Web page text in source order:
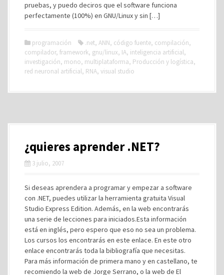
pruebas, y puedo deciros que el software funciona
perfectamente (100%) en GNU/Linux y sin […]
programación .net, ANN, código fuente, compilación,
compilador, framework, gnu/linux, IA, inteligencia artificial,
investigación, mono, multiplataforma, Producción y logística,
red neuronal artificial, RNA, visual studio
¿quieres aprender .NET?
3 julio, 2007
Si deseas aprendera a programar y empezar a software
con .NET, puedes utilizar la herramienta gratuita Visual
Studio Express Edition. Además, en la web encontrarás
una serie de lecciones para iniciados.Esta información
está en inglés, pero espero que eso no sea un problema.
Los cursos los encontrarás en este enlace. En este otro
enlace encontrarás toda la bibliografía que necesitas.
Para más información de primera mano y en castellano, te
recomiendo la web de Jorge Serrano, o la web de El